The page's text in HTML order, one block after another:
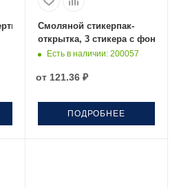
с фоновой запечаткой
Смоляной стикерпак-
открытка, 3 стикера с
Есть в наличии: 200057
от 121.36 ₽
ПОДРОБНЕЕ